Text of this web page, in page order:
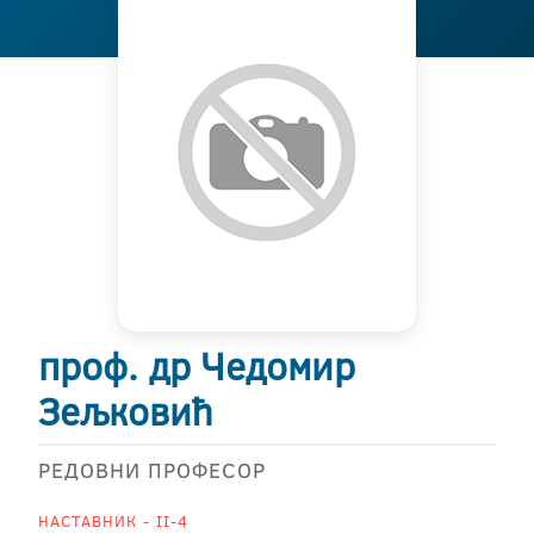
проф. др Чедомир
Зељковић
РЕДОВНИ ПРОФЕСОР
НАСТАВНИК - II-4